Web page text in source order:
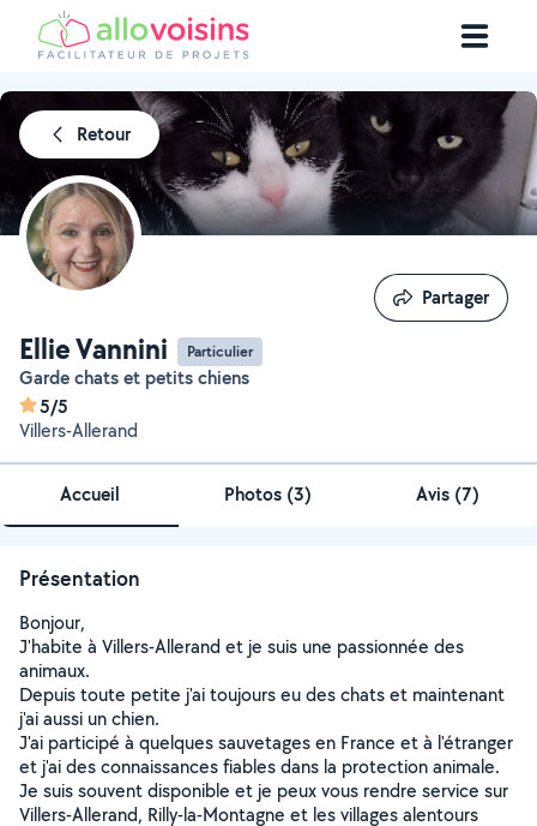
Retour
Ellie Vannini Particulier
Garde chats et petits chiens
5/5
Villers-Allerand
Partager
Partager
Accueil Photos (3) Avis (7)
Présentation
Bonjour,
J'habite à Villers-Allerand et je suis une passionnée des
animaux.
Depuis toute petite j'ai toujours eu des chats et maintenant
j'ai aussi un chien.
J'ai participé à quelques sauvetages en France et à l'étranger
et j'ai des connaissances fiables dans la protection animale.
Je suis souvent disponible et je peux vous rendre service sur
Villers-Allerand, Rilly-la-Montagne et les villages alentours